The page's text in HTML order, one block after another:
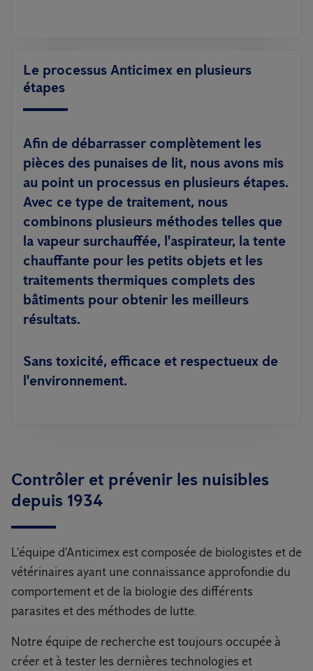
Le processus Anticimex en plusieurs
étapes
Afin de débarrasser complètement les
pièces des punaises de lit, nous avons mis
au point un processus en plusieurs étapes.
Avec ce type de traitement, nous
combinons plusieurs méthodes telles que
la vapeur surchauffée, l'aspirateur, la tente
chauffante pour les petits objets et les
traitements thermiques complets des
bâtiments pour obtenir les meilleurs
résultats.
Sans toxicité, efficace et respectueux de
l'environnement.
Contrôler et prévenir les nuisibles
depuis 1934
L'équipe d'Anticimex est composée de biologistes et de
vétérinaires ayant une connaissance approfondie du
comportement et de la biologie des différents
parasites et des méthodes de lutte.
Notre équipe de recherche est toujours occupée à
créer et à tester les dernières technologies et